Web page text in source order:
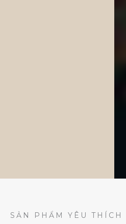
SẢN PHẨM YÊU THÍCH